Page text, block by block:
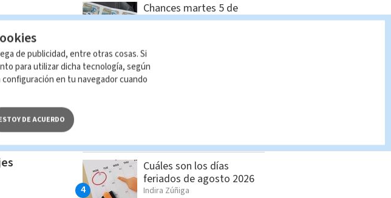
llevarán
presencia
estará
puedan
Chances martes 5 de
agosto | Lista completa
Manifestantes llegan a la
Cuáles son los días
feriados de agosto 2026
Indira Zúñiga
de publicidad, entre otras cosas. Si
para utilizar dicha tecnología, según
configuración en tu navegador cuando
DE ACUERDO